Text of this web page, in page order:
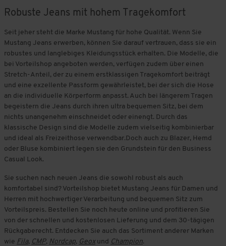
Robuste Jeans mit hohem Tragekomfort
Seit jeher steht die Marke Mustang für hohe Qualität. Wenn Sie
Mustang Jeans erwerben, können Sie darauf vertrauen, dass sie ein
robustes und langlebiges Kleidungsstück erhalten. Die Modelle, die
bei Vorteilshop angeboten werden, verfügen zudem über einen
Stretch-Anteil, der zu einem erstklassigen Tragekomfort beiträgt
und eine exzellente Passform gewährleistet, bei der sich die Hose
an die individuelle Körperform anpasst. Auch bei längerem Tragen
begeistern die Jeans durch ihren ultra bequemen Sitz, bei dem
nichts unangenehm einschneidet oder einengt. Durch das
klassische Design sind die Modelle zudem vielseitig kombinierbar
und ideal als Freizeithose verwendbar.Doch auch zu Blazer, Hemd
oder Bluse kombiniert legen sie den Grundstein für den Business
Casual Look.
Sie suchen nach neuen Jeans die sowohl robust als auch
komfortabel sind? Vorteilshop bietet Mustang Jeans für Damen und
Herren mit hochwertiger Verarbeitung und bequemen Sitz zum
Vorteilspreis. Bestellen Sie noch heute online und profitieren Sie
von der schnellen und kostenlosen Lieferung und dem 30-tägigen
Rückgaberecht. Entdecken Sie auch das Sortiment anderer Marken
wie Fila, CMP, Nordcap, Geoxund Champion.